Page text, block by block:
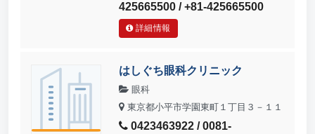
425665500 / +81-425665500
詳細情報
はしぐち眼科クリニック
眼科
東京都小平市学園東町１丁目３－１１
0423463922 / 0081-